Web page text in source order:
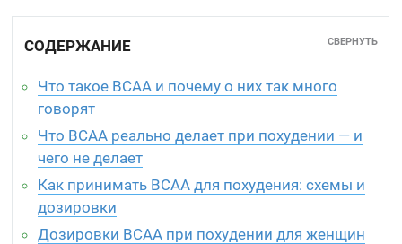
СОДЕРЖАНИЕ СВЕРНУТЬ
Что такое BCAA и почему о них так много
говорят
Что BCAA реально делает при похудении — и
чего не делает
Как принимать BCAA для похудения: схемы и
дозировки
Дозировки BCAA при похудении для женщин